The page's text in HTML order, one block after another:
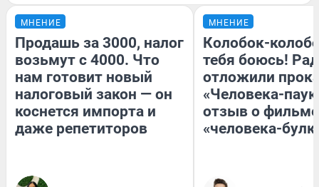
МНЕНИЕ
Продашь за 3000, налог
возьмут с 4000. Что
нам готовит новый
налоговый закон — он
коснется импорта и
даже репетиторов
МНЕНИЕ
Колобок-
тебя боюсь!
отложили
«Человека-
отзыв о
«человека-